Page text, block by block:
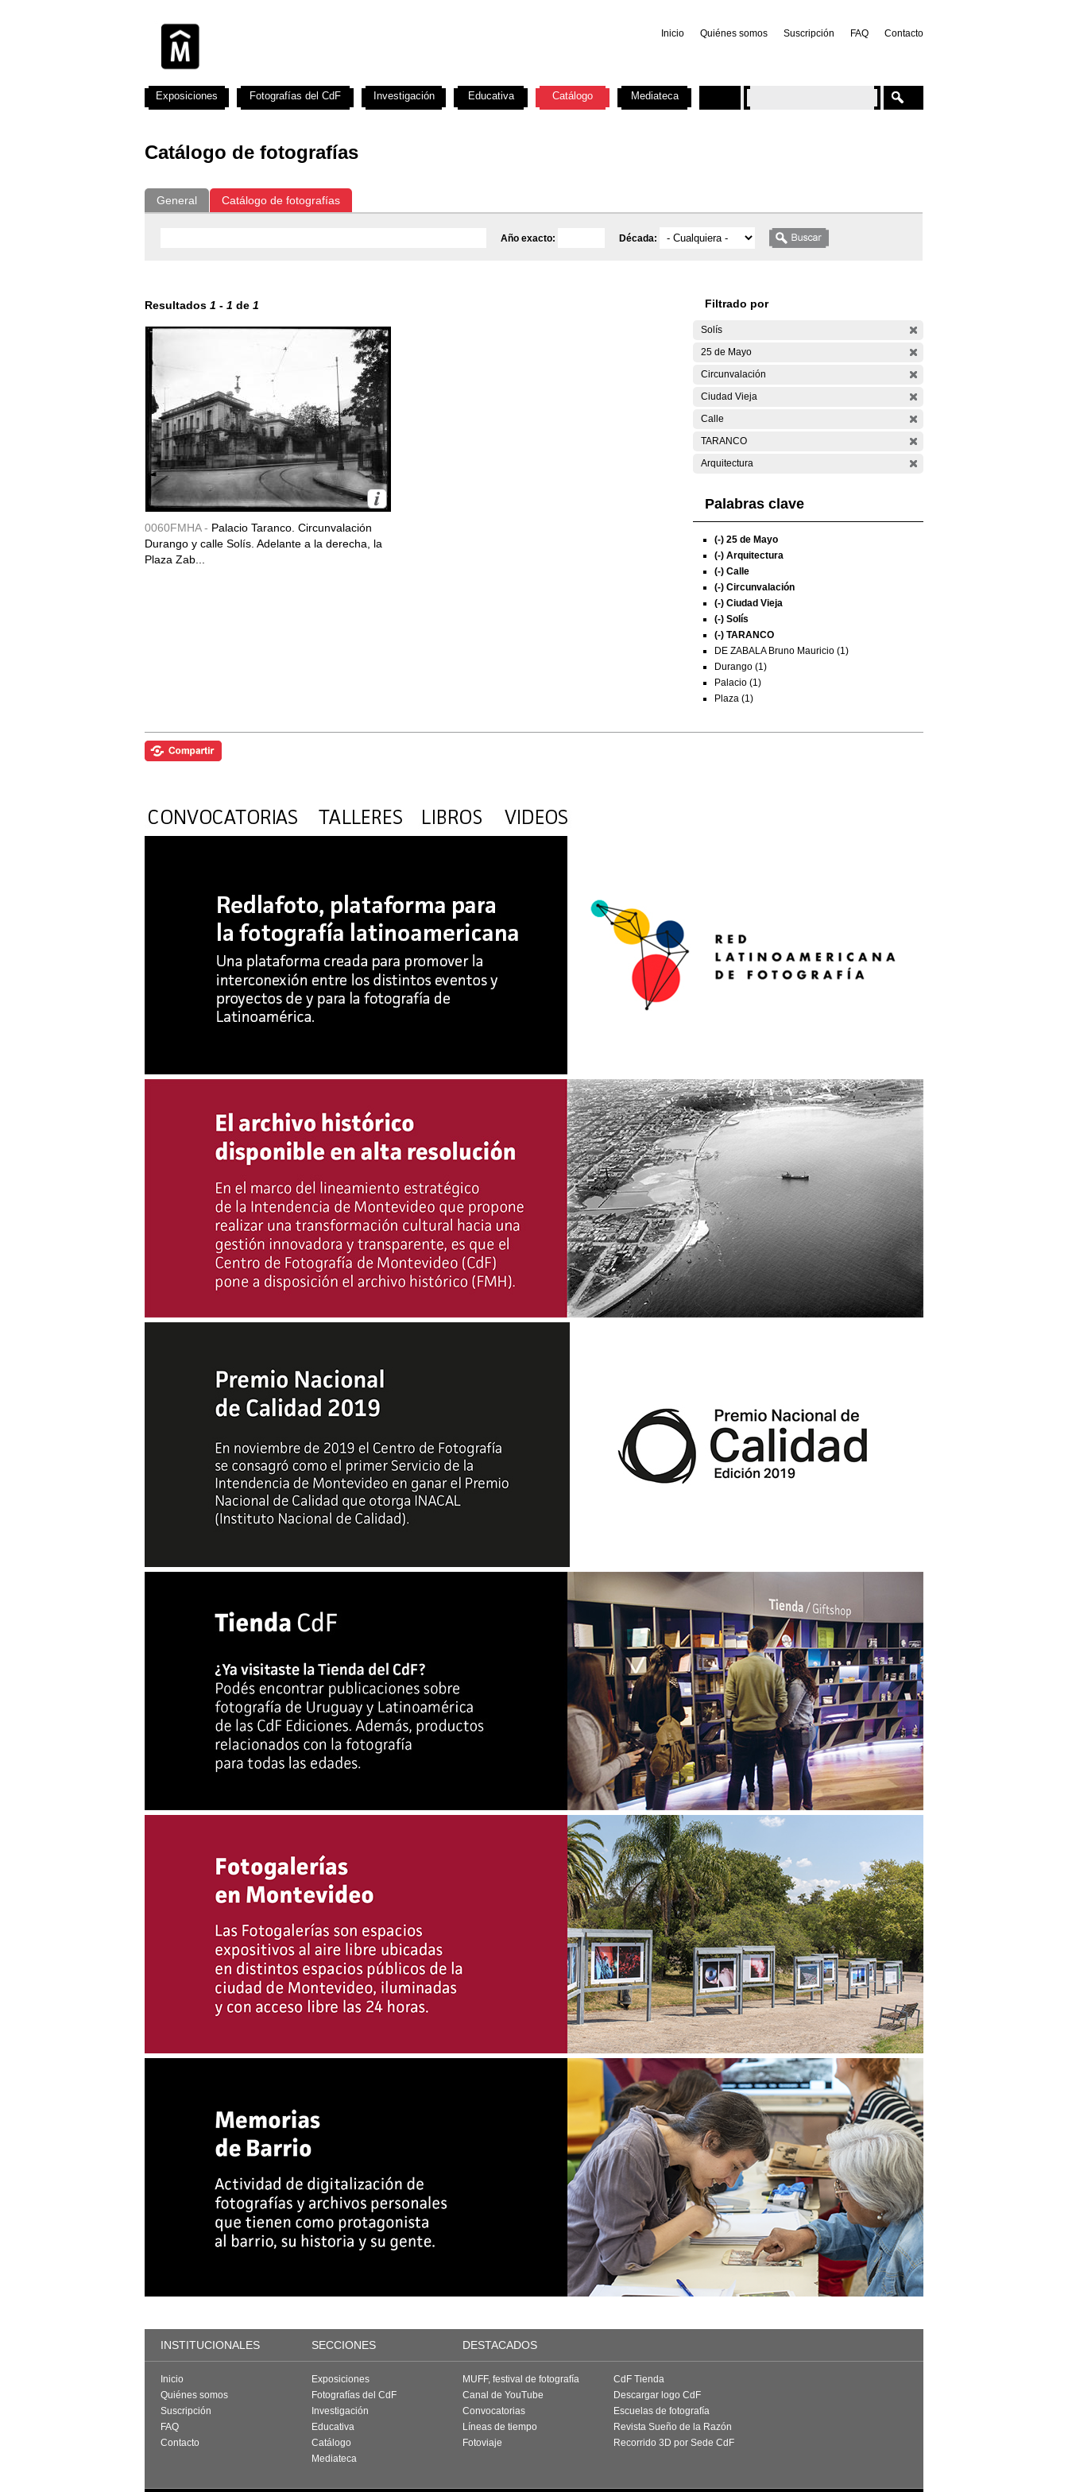
Inicio Quiénes somos Suscripción FAQ Contacto
Catálogo de fotografías
General Catálogo de fotografías
Año exacto: Década:
Resultados 1 - 1 de 1
0060FMHA - Palacio Taranco. Circunvalación
Durango y calle Solís. Adelante a la derecha, la
Plaza Zab...
Filtrado por
Solís
25 de Mayo
Circunvalación
Ciudad Vieja
Calle
TARANCO
Arquitectura
Palabras clave
(-) 25 de Mayo
(-) Arquitectura
(-) Calle
(-) Circunvalación
(-) Ciudad Vieja
(-) Solís
(-) TARANCO
DE ZABALA Bruno Mauricio (1)
Durango (1)
Palacio (1)
Plaza (1)
Exposiciones Fotografías del CdF Investigación Educativa Catálogo Mediateca
INSTITUCIONALES SECCIONES DESTACADOS
Inicio
Quiénes somos
Suscripción
FAQ
Contacto
Exposiciones
Fotografías del CdF
Investigación
Educativa
Catálogo
Mediateca
MUFF, festival de fotografía
Canal de YouTube
Convocatorias
Líneas de tiempo
Fotoviaje
CdF Tienda
Descargar logo CdF
Escuelas de fotografía
Revista Sueño de la Razón
Recorrido 3D por Sede CdF